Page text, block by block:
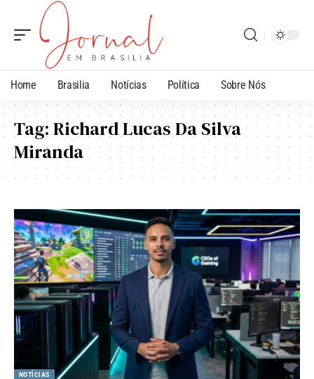
Home Brasilia Notícias Política Sobre Nós
Tag:Richard Lucas Da Silva
Miranda
NOTÍCIAS